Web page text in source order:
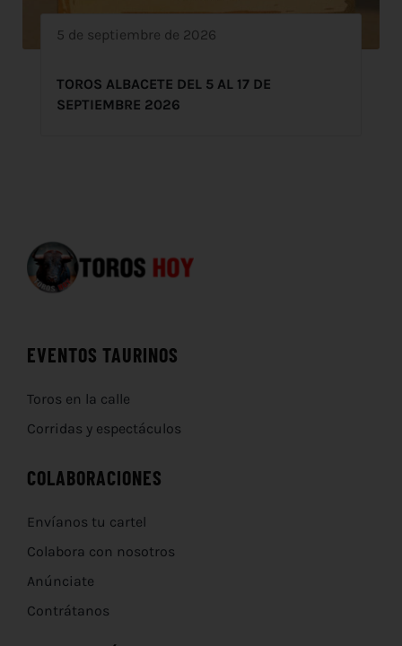
5 de septiembre de 2026
TOROS ALBACETE DEL 5 AL 17 DE
SEPTIEMBRE 2026
EVENTOS TAURINOS
Toros en la calle
Corridas y espectáculos
COLABORACIONES
Envíanos tu cartel
Colabora con nosotros
Anúnciate
Contrátanos